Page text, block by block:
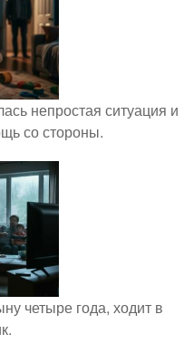
непростая ситуация и
со стороны.
четыре года, ходит в